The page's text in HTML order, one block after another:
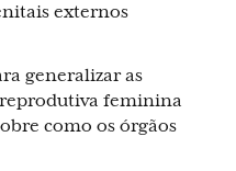
externos
generalizar as
feminina
como os órgãos